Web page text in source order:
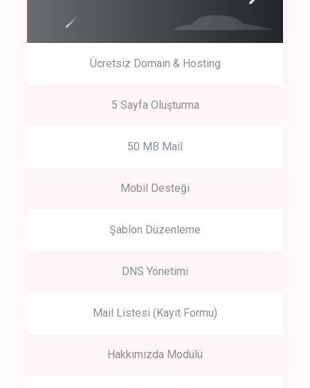
Ücretsiz Domain & Hosting
5 Sayfa Oluşturma
50 MB Mail
Mobil Desteği
Şablon Düzenleme
DNS Yönetimi
Mail Listesi (Kayıt Formu)
Hakkımızda Modülü